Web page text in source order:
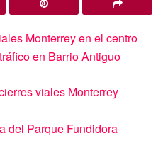
Monterrey en el centro
en Barrio Antiguo
viales Monterrey
del Parque Fundidora